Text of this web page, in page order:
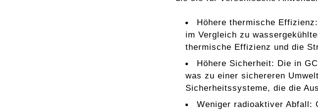
Höhere thermische
im Vergleich zu
thermische Effizienz und die
Höhere Sicherheit: Die in
was zu einer sichereren
Sicherheitssysteme, die die
Weniger radioaktiver Abfall: